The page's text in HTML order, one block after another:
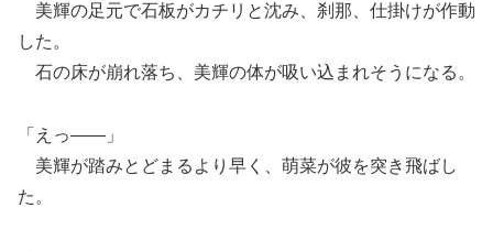
美輝の足元で石板がカチリと沈み、刹那、仕掛けが作動
した。
石の床が崩れ落ち、美輝の体が吸い込まれそうになる。
「えっ――」
美輝が踏みとどまるより早く、萌菜が彼を突き飛ばし
た。